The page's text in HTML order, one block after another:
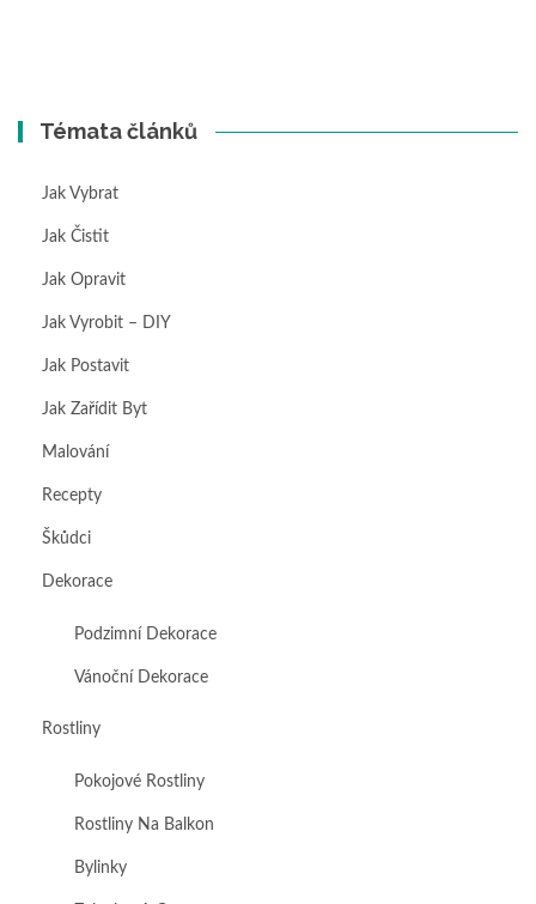
Témata článků
Jak Vybrat
Jak Čistit
Jak Opravit
Jak Vyrobit – DIY
Jak Postavit
Jak Zařídit Byt
Malování
Recepty
Škůdci
Dekorace
Podzimní Dekorace
Vánoční Dekorace
Rostliny
Pokojové Rostliny
Rostliny Na Balkon
Bylinky